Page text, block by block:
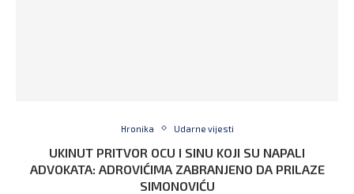
Hronika Udarne vijesti
UKINUT PRITVOR OCU I SINU KOJI SU NAPALI
ADVOKATA: ADROVIĆIMA ZABRANJENO DA PRILAZE
SIMONOVIĆU